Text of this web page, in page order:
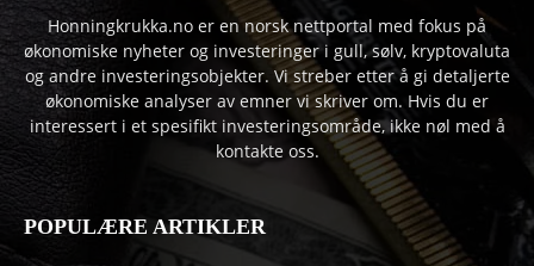
Honningkrukka.no er en norsk nettportal med fokus på
økonomiske nyheter og investeringer i gull, sølv, kryptovaluta
og andre investeringsobjekter. Vi streber etter å gi detaljerte
økonomiske analyser av emner vi skriver om. Hvis du er
interessert i et spesifikt investeringsområde, ikke nøl med å
kontakte oss.
POPULÆRE ARTIKLER